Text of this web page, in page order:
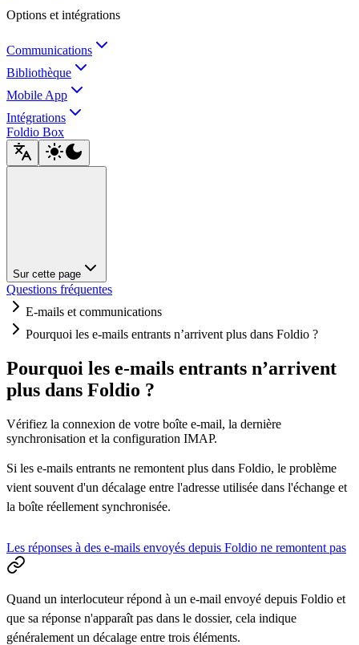
Options et intégrations
Communications
Bibliothèque
Mobile App
Intégrations
Foldio Box
Sur cette page
Questions fréquentes
E-mails et communications
Pourquoi les e-mails entrants n’arrivent plus dans Foldio ?
Pourquoi les e-mails entrants n’arrivent
plus dans Foldio ?
Vérifiez la connexion de votre boîte e-mail, la dernière
synchronisation et la configuration IMAP.
Si les e-mails entrants ne remontent plus dans Foldio, le problème
vient souvent d'un décalage entre l'adresse utilisée dans l'échange et
la boîte réellement synchronisée.
Les réponses à des e-mails envoyés depuis Foldio ne remontent pas
Quand un interlocuteur répond à un e-mail envoyé depuis Foldio et
que sa réponse n'apparaît pas dans le dossier, cela indique
généralement un décalage entre trois éléments.